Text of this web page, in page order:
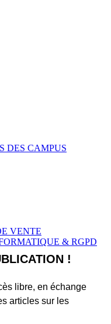
DES CAMPUS
VENTE
& RGPD
!
libre, en échange
articles sur les